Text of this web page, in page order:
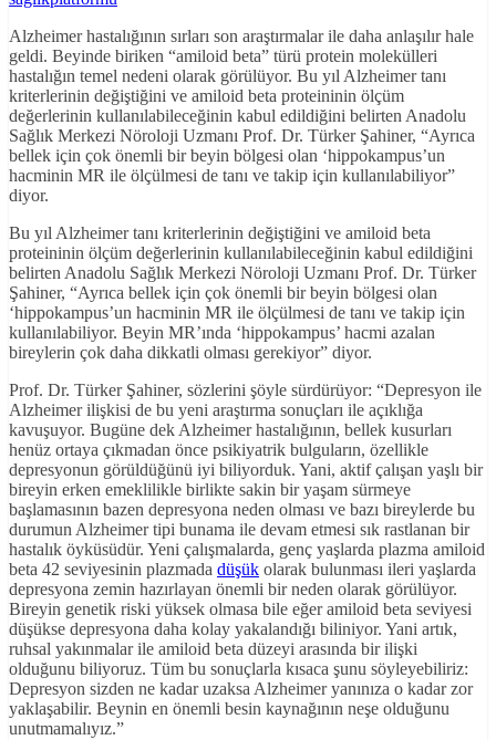
Alzheimer hastalığının sırları son araştırmalar ile daha anlaşılır hale
geldi. Beyinde biriken “amiloid beta” türü protein molekülleri
hastalığın temel nedeni olarak görülüyor. Bu yıl Alzheimer tanı
kriterlerinin değiştiğini ve amiloid beta proteininin ölçüm
değerlerinin kullanılabileceğinin kabul edildiğini belirten Anadolu
Sağlık Merkezi Nöroloji Uzmanı Prof. Dr. Türker Şahiner, “Ayrıca
bellek için çok önemli bir beyin bölgesi olan ‘hippokampus’un
hacminin MR ile ölçülmesi de tanı ve takip için kullanılabiliyor”
diyor.
Bu yıl Alzheimer tanı kriterlerinin değiştiğini ve amiloid beta
proteininin ölçüm değerlerinin kullanılabileceğinin kabul edildiğini
belirten Anadolu Sağlık Merkezi Nöroloji Uzmanı Prof. Dr. Türker
Şahiner, “Ayrıca bellek için çok önemli bir beyin bölgesi olan
‘hippokampus’un hacminin MR ile ölçülmesi de tanı ve takip için
kullanılabiliyor. Beyin MR’ında ‘hippokampus’ hacmi azalan
bireylerin çok daha dikkatli olması gerekiyor” diyor.
Prof. Dr. Türker Şahiner, sözlerini şöyle sürdürüyor: “Depresyon ile
Alzheimer ilişkisi de bu yeni araştırma sonuçları ile açıklığa
kavuşuyor. Bugüne dek Alzheimer hastalığının, bellek kusurları
henüz ortaya çıkmadan önce psikiyatrik bulguların, özellikle
depresyonun görüldüğünü iyi biliyorduk. Yani, aktif çalışan yaşlı bir
bireyin erken emeklilikle birlikte sakin bir yaşam sürmeye
başlamasının bazen depresyona neden olması ve bazı bireylerde bu
durumun Alzheimer tipi bunama ile devam etmesi sık rastlanan bir
hastalık öyküsüdür. Yeni çalışmalarda, genç yaşlarda plazma amiloid
beta 42 seviyesinin plazmada düşük olarak bulunması ileri yaşlarda
depresyona zemin hazırlayan önemli bir neden olarak görülüyor.
Bireyin genetik riski yüksek olmasa bile eğer amiloid beta seviyesi
düşükse depresyona daha kolay yakalandığı biliniyor. Yani artık,
ruhsal yakınmalar ile amiloid beta düzeyi arasında bir ilişki
olduğunu biliyoruz. Tüm bu sonuçlarla kısaca şunu söyleyebiliriz:
Depresyon sizden ne kadar uzaksa Alzheimer yanınıza o kadar zor
yaklaşabilir. Beynin en önemli besin kaynağının neşe olduğunu
unutmamalıyız.”